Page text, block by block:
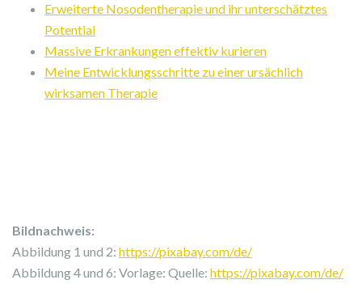
Erweiterte Nosodentherapie und ihr unterschätztes
Potential
Massive Erkrankungen effektiv kurieren
Meine Entwicklungsschritte zu einer ursächlich
wirksamen Therapie
Bildnachweis:
Abbildung 1 und 2: https://pixabay.com/de/
Abbildung 4 und 6: Vorlage: Quelle: https://pixabay.com/de/